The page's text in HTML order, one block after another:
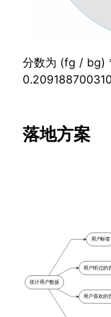
分数为 (fg / bg)
落地方案
统计用户数据
用户标签
用户听过的
用户喜欢的